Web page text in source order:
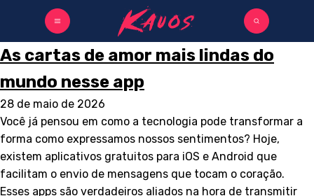
As cartas de amor mais lindas do
mundo nesse app
28 de maio de 2026
Você já pensou em como a tecnologia pode transformar a
forma como expressamos nossos sentimentos? Hoje,
existem aplicativos gratuitos para iOS e Android que
facilitam o envio de mensagens que tocam o coração.
Esses apps são verdadeiros aliados na hora de transmitir